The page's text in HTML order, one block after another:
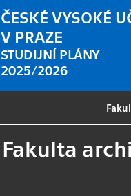
ČESKÉ VYSOKÉ
V PRAZE
STUDIJNÍ PLÁNY
2025/2026
Fakulta